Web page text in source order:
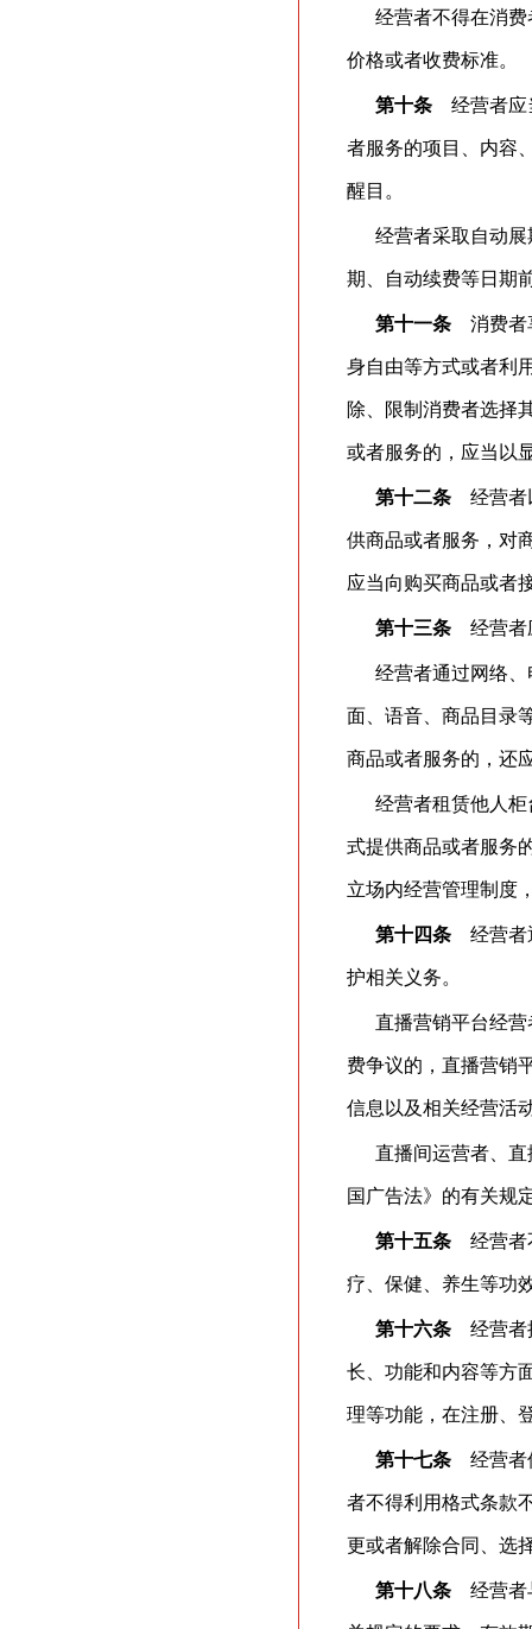
经营者不得在消
价格或者收费标准。
第十条 经营者应
者服务的项目、内容
醒目。
经营者采取自动
期、自动续费等日期
第十一条 消费者
身自由等方式或者利
除、限制消费者选择
或者服务的，应当以
第十二条 经营者
供商品或者服务，对
应当向购买商品或者
第十三条 经营者
经营者通过网络
面、语音、商品目录
商品或者服务的，还
经营者租赁他人
式提供商品或者服务
立场内经营管理制度
第十四条 经营者
护相关义务。
直播营销平台经
费争议的，直播营销
信息以及相关经营活
直播间运营者、
国广告法》的有关规
第十五条 经营者
疗、保健、养生等功
第十六条 经营者
长、功能和内容等方
理等功能，在注册、
第十七条 经营者
者不得利用格式条款
更或者解除合同、选
第十八条 经营者